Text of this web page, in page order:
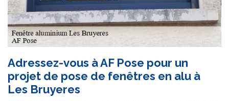
Adressez-vous à AF Pose pour un
projet de pose de fenêtres en alu à
Les Bruyeres